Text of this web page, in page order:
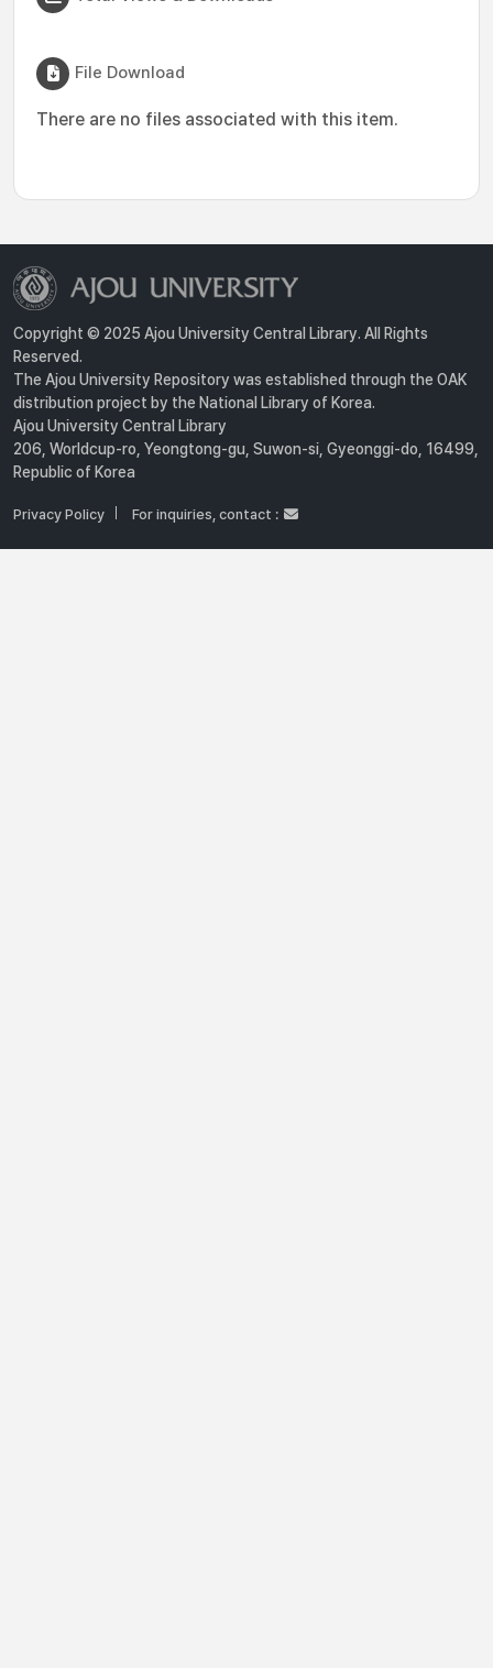
File Download
There are no files associated with this item.
Copyright © 2025 Ajou University Central Library. All Rights
Reserved.
The Ajou University Repository was established through the OAK
distribution project by the National Library of Korea.
Ajou University Central Library
206, Worldcup-ro, Yeongtong-gu, Suwon-si, Gyeonggi-do, 16499,
Republic of Korea
Privacy Policy For inquiries, contact :